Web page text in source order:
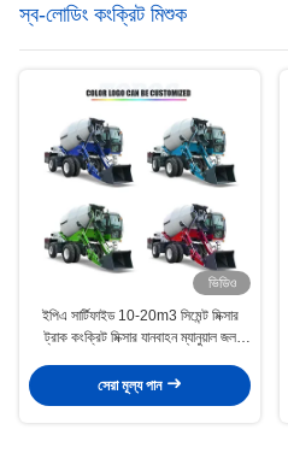
স্ব-লোডিং কংক্রিট মিশুক
ভিডিও
ইপিএ সার্টিফাইড 10-20m3 সিমেন্ট মিক্সার
ট্রাক কংক্রিট মিক্সার যানবাহন ম্যানুয়াল জল
সেরা মূল্য পান